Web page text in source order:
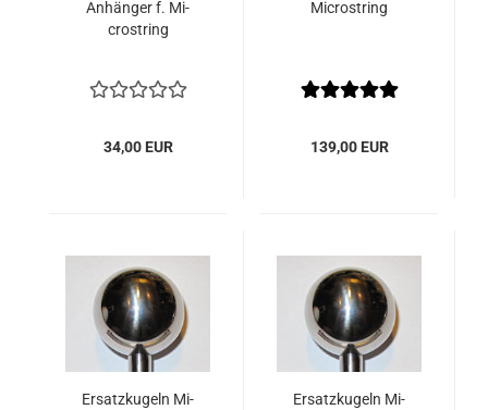
An­hän­ger f. Mi­
crostring
34,00 EUR
Mi­crostring
139,00 EUR
Er­satz­ku­geln Mi­
Er­satz­ku­geln Mi­